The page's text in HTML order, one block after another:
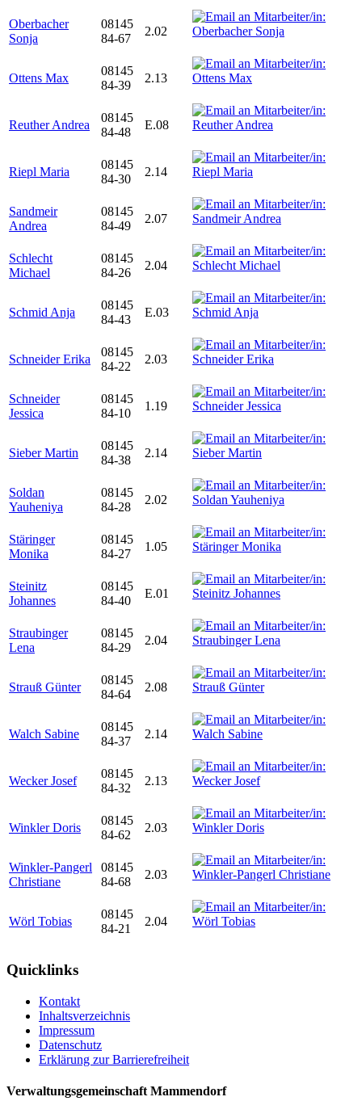
Oberbacher
Sonja
08145
84-67
2.02
Ottens Max
08145
84-39
2.13
Reuther Andrea
08145
84-48
E.08
Riepl Maria
08145
84-30
2.14
Sandmeir
Andrea
08145
84-49
2.07
Schlecht
Michael
08145
84-26
2.04
Schmid Anja
08145
84-43
E.03
Schneider Erika
08145
84-22
2.03
Schneider
Jessica
08145
84-10
1.19
Sieber Martin
08145
84-38
2.14
Soldan
Yauheniya
08145
84-28
2.02
Stäringer
Monika
08145
84-27
1.05
Steinitz
Johannes
08145
84-40
E.01
Straubinger
Lena
08145
84-29
2.04
Strauß Günter
08145
84-64
2.08
Walch Sabine
08145
84-37
2.14
Wecker Josef
08145
84-32
2.13
Winkler Doris
08145
84-62
2.03
Winkler-Pangerl
Christiane
08145
84-68
2.03
Wörl Tobias
08145
84-21
2.04
Quicklinks
Kontakt
Inhaltsverzeichnis
Impressum
Datenschutz
Erklärung zur Barrierefreiheit
Verwaltungsgemeinschaft Mammendorf